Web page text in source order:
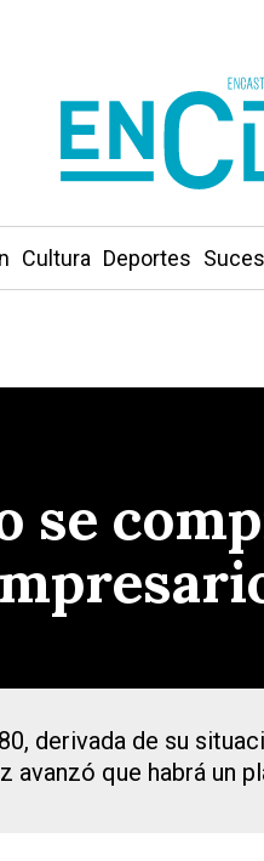
Cultura Deportes
se
derivada de su
que habrá un